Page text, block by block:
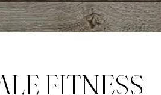
FITNESS